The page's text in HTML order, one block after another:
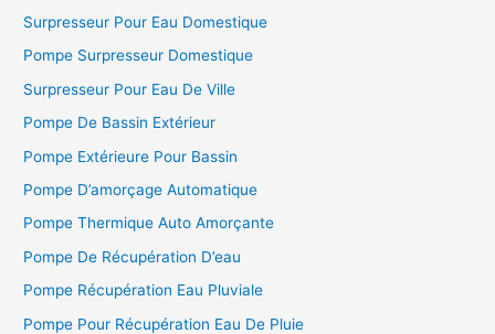
Surpresseur Pour Eau Domestique
Pompe Surpresseur Domestique
Surpresseur Pour Eau De Ville
Pompe De Bassin Extérieur
Pompe Extérieure Pour Bassin
Pompe D’amorçage Automatique
Pompe Thermique Auto Amorçante
Pompe De Récupération D’eau
Pompe Récupération Eau Pluviale
Pompe Pour Récupération Eau De Pluie